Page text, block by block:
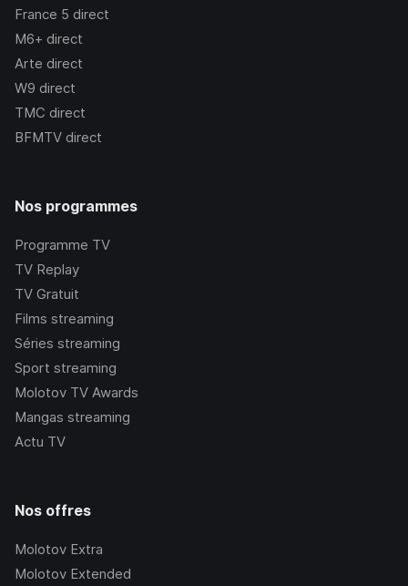
France 5 direct
M6+ direct
Arte direct
W9 direct
TMC direct
BFMTV direct
Nos programmes
Programme TV
TV Replay
TV Gratuit
Films streaming
Séries streaming
Sport streaming
Molotov TV Awards
Mangas streaming
Actu TV
Nos offres
Molotov Extra
Molotov Extended